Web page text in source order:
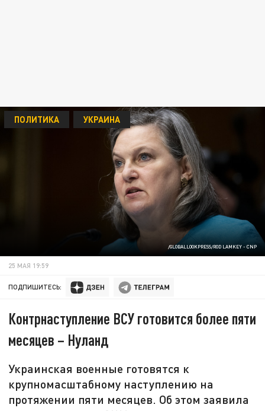
/GLOBALLOOKPRESS/ROD LAMKEY - CNP
ПОЛИТИКА УКРАИНА
25 МАЯ 19:59
ПОДПИШИТЕСЬ:
Контрнаступление ВСУ готовится более пяти
месяцев – Нуланд
Украинская военные готовятся к
крупномасштабному наступлению на
протяжении пяти месяцев. Об этом заявила